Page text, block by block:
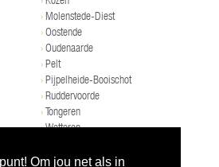
Om jou net als in
› Molenstede-Diest
›Oostende
›Oudenaarde
›Pelt
›Pijpelheide-Booischot
›Ruddervoorde
›Tongeren
›Wetteren